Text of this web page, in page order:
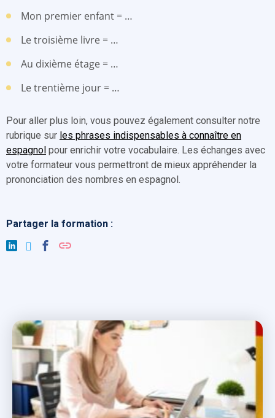
Mon premier enfant = …
Le troisième livre = …
Au dixième étage = …
Le trentième jour = …
Pour aller plus loin, vous pouvez également consulter notre
rubrique sur les phrases indispensables à connaître en
espagnol pour enrichir votre vocabulaire. Les échanges avec
votre formateur vous permettront de mieux appréhender la
prononciation des nombres en espagnol.
Partager la formation :